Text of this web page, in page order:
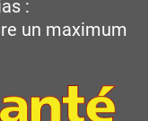
:
un maximum